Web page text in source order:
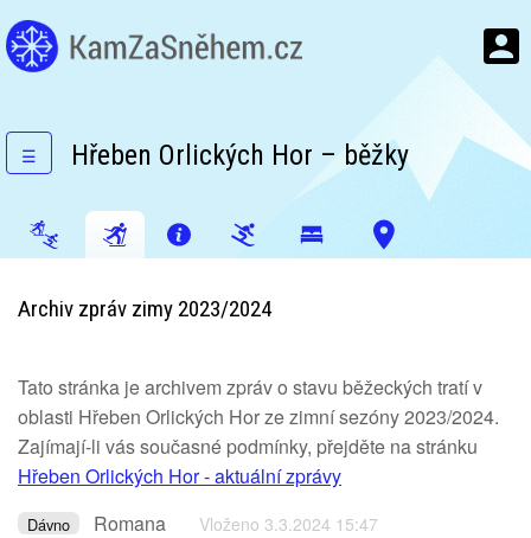
☰ Hřeben Orlických Hor – běžky
Archiv zpráv zimy 2023/2024
Tato stránka je archivem zpráv o stavu běžeckých tratí v
oblasti Hřeben Orlických Hor ze zimní sezóny 2023/2024.
Zajímají-li vás současné podmínky, přejděte na stránku
Hřeben Orlických Hor - aktuální zprávy
Dávno Romana Vloženo 3.3.2024 15:47